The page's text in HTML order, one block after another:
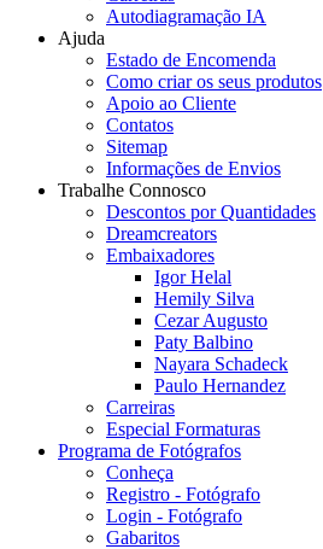
Autodiagramação IA
Ajuda
Estado de Encomenda
Como criar os seus produtos
Apoio ao Cliente
Contatos
Sitemap
Informações de Envios
Trabalhe Connosco
Descontos por Quantidades
Dreamcreators
Embaixadores
Igor Helal
Hemily Silva
Cezar Augusto
Paty Balbino
Nayara Schadeck
Paulo Hernandez
Carreiras
Especial Formaturas
Programa de Fotógrafos
Conheça
Registro - Fotógrafo
Login - Fotógrafo
Gabaritos